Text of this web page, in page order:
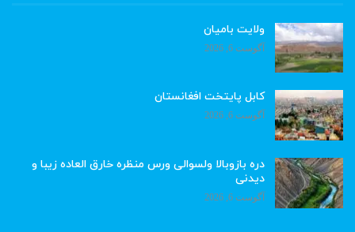
ولایت بامیان
آگوست 6, 2026
کابل پایتخت افغانستان
آگوست 6, 2026
دره بازوبالا ولسوالی ورس منظره خارق العاده زیبا و
دیدنی
آگوست 6, 2026